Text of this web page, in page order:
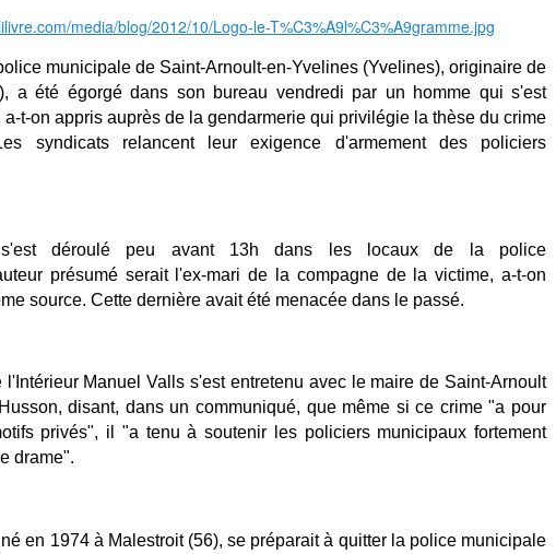
municipale de Saint-Arnoult-en-Yvelines (Yvelines), originaire de
a été égorgé dans son bureau vendredi par un homme qui s'est
a-t-on appris auprès de la gendarmerie qui privilégie la thèse du crime
syndicats relancent leur exigence d'armement des policiers
s'est déroulé peu avant 13h dans les locaux de la police
présumé serait l'ex-mari de la compagne de la victime, a-t-on
source. Cette dernière avait été menacée dans le passé.
l'Intérieur Manuel Valls s'est entretenu avec le maire de Saint-Arnoult
disant, dans un communiqué, que même si ce crime "a pour
privés", il "a tenu à soutenir les policiers municipaux fortement
drame".
en 1974 à Malestroit (56), se préparait à quitter la police municipale